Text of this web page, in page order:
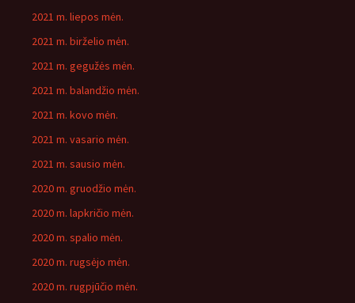
2021 m. liepos mėn.
2021 m. birželio mėn.
2021 m. gegužės mėn.
2021 m. balandžio mėn.
2021 m. kovo mėn.
2021 m. vasario mėn.
2021 m. sausio mėn.
2020 m. gruodžio mėn.
2020 m. lapkričio mėn.
2020 m. spalio mėn.
2020 m. rugsėjo mėn.
2020 m. rugpjūčio mėn.